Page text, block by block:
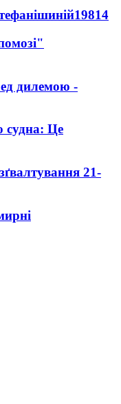
19814
дилемою -
судна: Це
21-